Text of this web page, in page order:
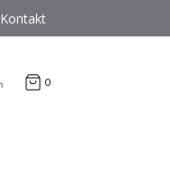
Kontakt
0